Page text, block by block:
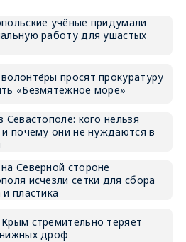
учёные придумали
работу для ушастых
просят прокуратуру
«Безмятежное море»
Севастополе: кого нельзя
и почему они не нуждаются в
Северной стороне
исчезли сетки для сбора
пластика
стремительно теряет
дроф